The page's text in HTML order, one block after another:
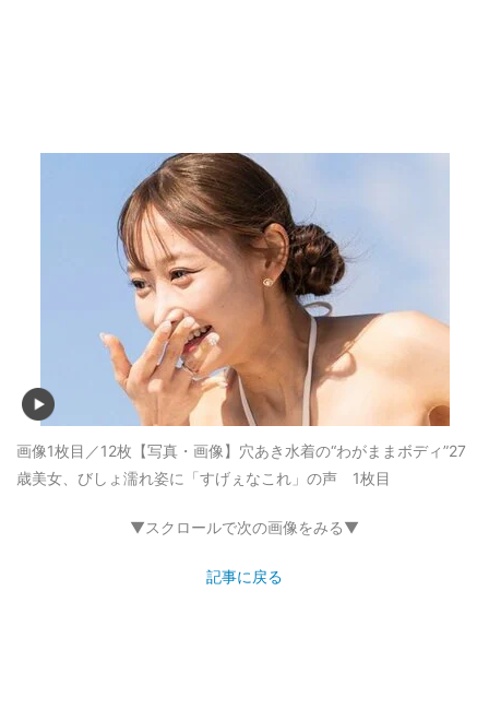
画像1枚目／12枚 【写真・画像】穴あき水着の“わがままボディ”27
歳美女、びしょ濡れ姿に「すげぇなこれ」の声 1枚目
▼スクロールで次の画像をみる▼
記事に戻る